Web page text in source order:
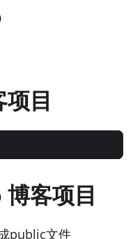
目
客项目
public文件